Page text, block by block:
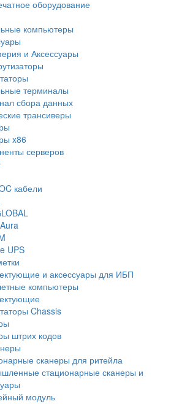
оборудование
компьютеры
и Аксессуары
терминалы
сбора данных
трансиверы
x86
серверов
кабели
UPS
и аксессуары для ИБП
компьютеры
Chassis
штрих кодов
сканеры для ритейла
стационарные сканеры и
модуль